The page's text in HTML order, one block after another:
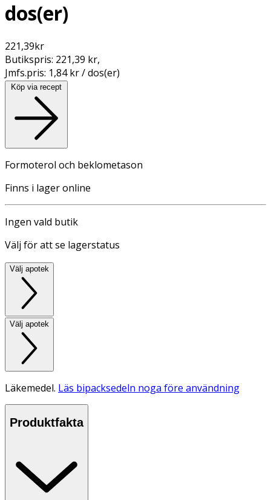
dos(er)
221,39kr
Butikspris: 221,39 kr,
Jmfs.pris: 1,84 kr / dos(er)
Köp via recept
Formoterol och beklometason
Finns i lager online
Ingen vald butik
Välj för att se lagerstatus
Välj apotek
Välj apotek
Läkemedel. Läs bipacksedeln noga före användning
Produktfakta